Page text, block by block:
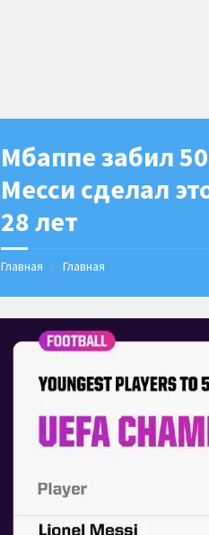
Мбаппе забил
Месси сделал
28 лет
Главная Главная